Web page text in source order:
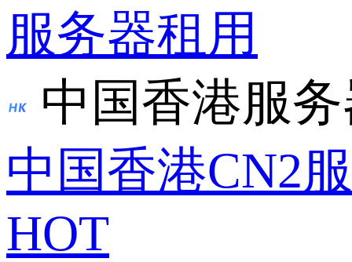
服务器租用
中国香港服
中国香港CN2
HOT